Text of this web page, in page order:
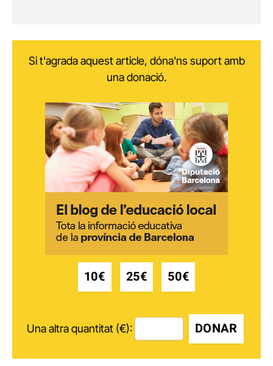
Si t'agrada aquest article, dóna'ns suport amb
una donació.
10€ 25€ 50€
Una altra quantitat (€): DONAR